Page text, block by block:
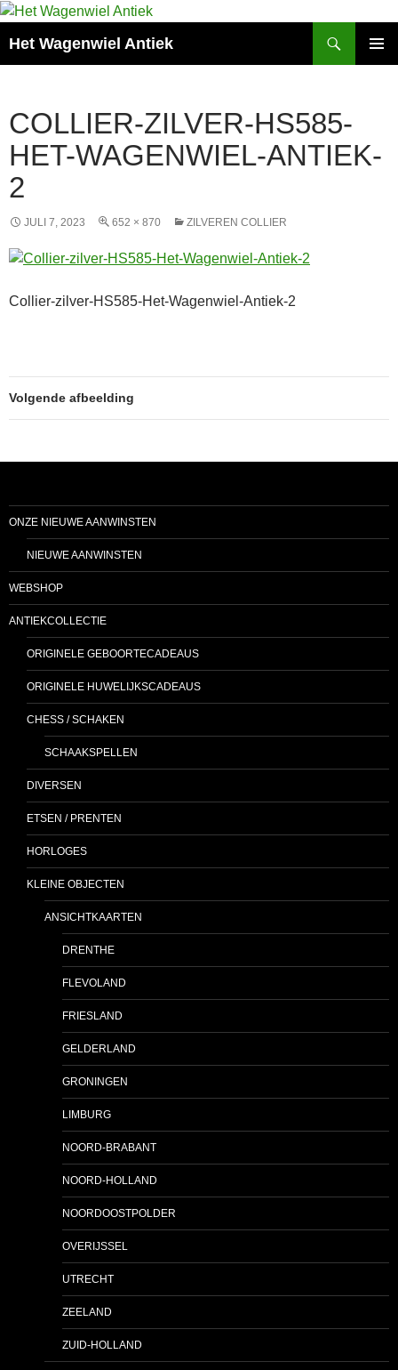
Het Wagenwiel Antiek
COLLIER-ZILVER-HS585-
HET-WAGENWIEL-ANTIEK-
2
JULI 7, 2023 652 × 870 ZILVEREN COLLIER
Collier-zilver-HS585-Het-Wagenwiel-Antiek-2
Volgende afbeelding
ONZE NIEUWE AANWINSTEN
NIEUWE AANWINSTEN
WEBSHOP
ANTIEKCOLLECTIE
ORIGINELE GEBOORTECADEAUS
ORIGINELE HUWELIJKSCADEAUS
CHESS / SCHAKEN
SCHAAKSPELLEN
DIVERSEN
ETSEN / PRENTEN
HORLOGES
KLEINE OBJECTEN
ANSICHTKAARTEN
DRENTHE
FLEVOLAND
FRIESLAND
GELDERLAND
GRONINGEN
LIMBURG
NOORD-BRABANT
NOORD-HOLLAND
NOORDOOSTPOLDER
OVERIJSSEL
UTRECHT
ZEELAND
ZUID-HOLLAND